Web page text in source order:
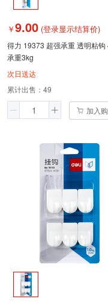
￥9.00 (登录显示结算价)
得力 19373 超强承重 透明粘钩
承重3kg
次日送达
累计出售： 49
加入